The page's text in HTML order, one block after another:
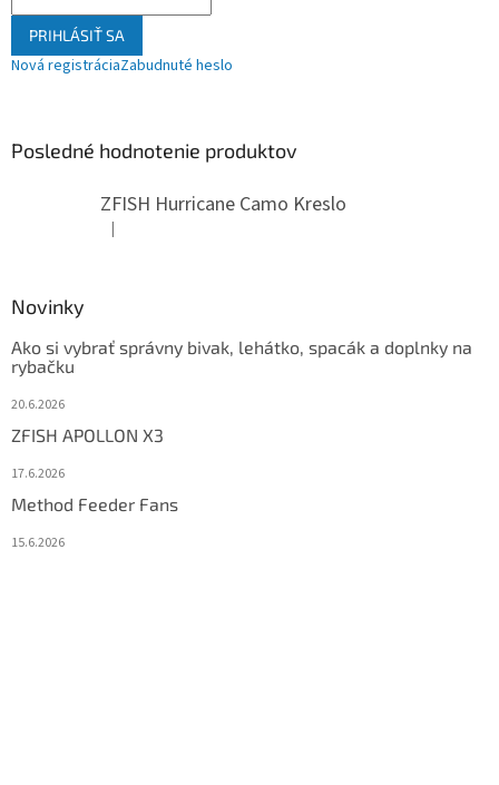
PRIHLÁSIŤ SA
Nová registráciaZabudnuté heslo
Posledné hodnotenie produktov
ZFISH Hurricane Camo Kreslo
Hodnotenie produktu je 5 z 5 hviezdičiek.
|
Novinky
Ako si vybrať správny bivak, lehátko, spacák a doplnky na
rybačku
20.6.2026
ZFISH APOLLON X3
17.6.2026
Method Feeder Fans
15.6.2026